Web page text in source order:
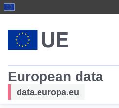
European data
data.europa.eu